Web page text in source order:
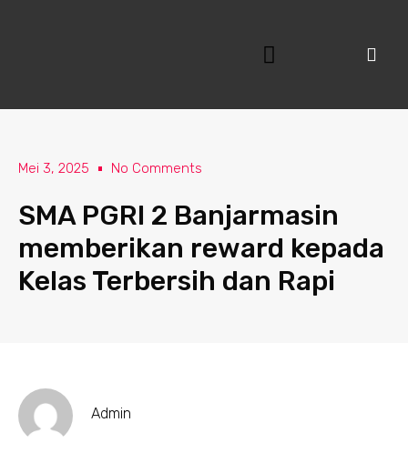
Mei 3, 2025 No Comments
SMA PGRI 2 Banjarmasin
memberikan reward kepada
Kelas Terbersih dan Rapi
Admin